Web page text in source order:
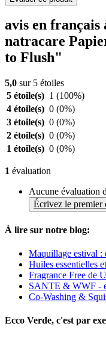
avis en
natracare
to Flush"
5,0 sur 5 étoiles
5 étoile(s) 1 (100%)
4 étoile(s) 0 (0%)
3 étoile(s) 0 (0%)
2 étoile(s) 0 (0%)
1 étoile(s) 0 (0%)
1 évaluation
Aucune évaluation
Écrivez le premier
À lire sur notre blog:
Maquillage estival :
Huiles essentielles
Fragrance Free de
SANTE & WWF -
Co-Washing &
Ecco Verde, c'est par